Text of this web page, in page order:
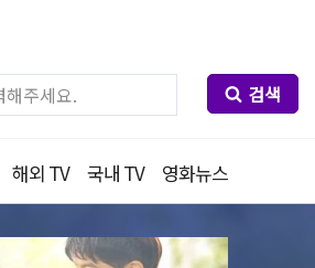
검색
해외 TV 국내 TV 영화뉴스